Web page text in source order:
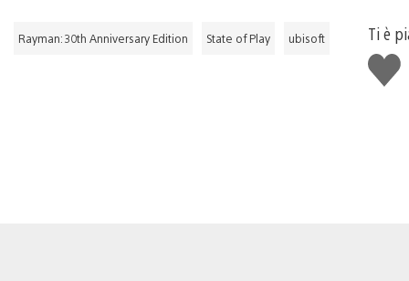
Rayman: 30th Anniversary Edition State of Play ubisoft
Ti è
Mi
piace